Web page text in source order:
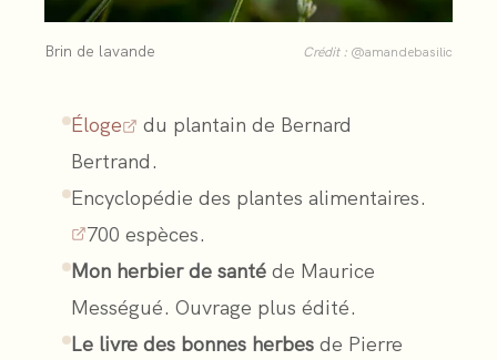
Brin de lavande Crédit : @amandebasilic
Éloge
du plantain de Bernard
Bertrand.
Encyclopédie des plantes alimentaires.
700 espèces.
Mon herbier de santé de Maurice
Mességué. Ouvrage plus édité.
Le livre des bonnes herbes de Pierre